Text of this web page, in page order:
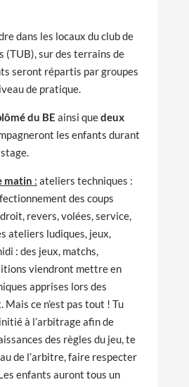
dans les locaux du club de
(TUB), sur des terrains de
seront répartis par groupes
de pratique.
du BE ainsi quedeux
les enfants durant
matin : ateliers techniques :
des coups
revers, volées, service,
ateliers ludiques, jeux,
: des jeux, matchs,
viendront mettre en
apprises lors des
ce n’est pas tout ! Tu
à l’arbitrage afin de
des règles du jeu, te
de l’arbitre, faire respecter
enfants auront tous un